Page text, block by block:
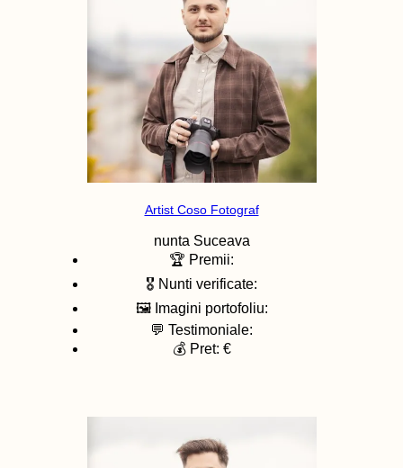
Artist Coso Fotograf
nunta Suceava
🏆 Premii:
🎖️ Nunti verificate:
🖼️ Imagini portofoliu:
💬 Testimoniale:
💰 Pret: €